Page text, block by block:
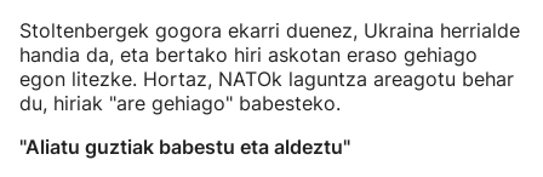
Stoltenbergek gogora ekarri duenez, Ukraina herrialde
handia da, eta bertako hiri askotan eraso gehiago
egon litezke. Hortaz, NATOk laguntza areagotu behar
du, hiriak "are gehiago" babesteko.
"Aliatu guztiak babestu eta aldeztu"